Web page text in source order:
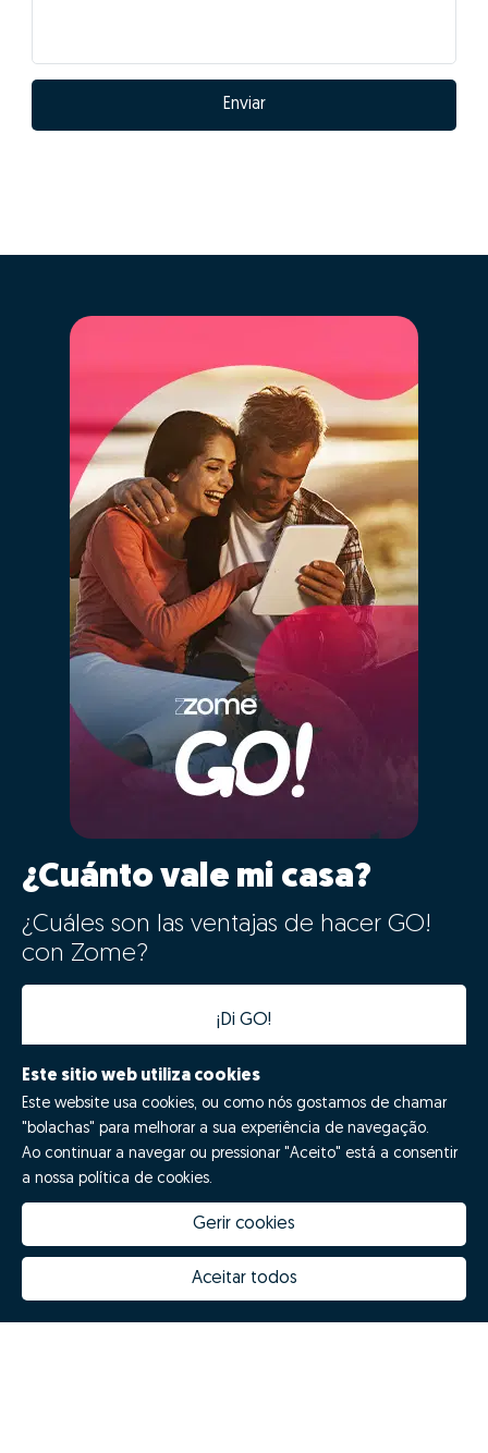
Enviar
¿Cuánto vale mi casa?
¿Cuáles son las ventajas de hacer GO!
con Zome?
¡Di GO!
Porquê escolher a Zome
Inovação Zome
Hubs Zome
Este sitio web utiliza cookies
Este website usa cookies, ou como nós gostamos de chamar
"bolachas" para melhorar a sua experiência de navegação.
Ao continuar a navegar ou pressionar "Aceito" está a consentir
a nossa política de cookies.
Gerir cookies
Aceitar todos